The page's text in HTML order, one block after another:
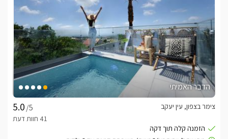
הדבר האמיתי
/5
צימר בצפון, עין יעקב